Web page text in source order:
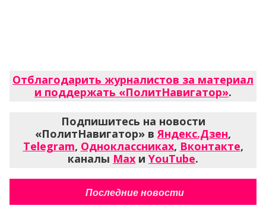
Отблагодарить журналистов за материал
и поддержать «ПолитНавигатор».
Подпишитесь на новости
«ПолитНавигатор» в Яндекс.Дзен,
Telegram, Одноклассниках, Вконтакте,
каналы Max и YouTube.
Последние новости